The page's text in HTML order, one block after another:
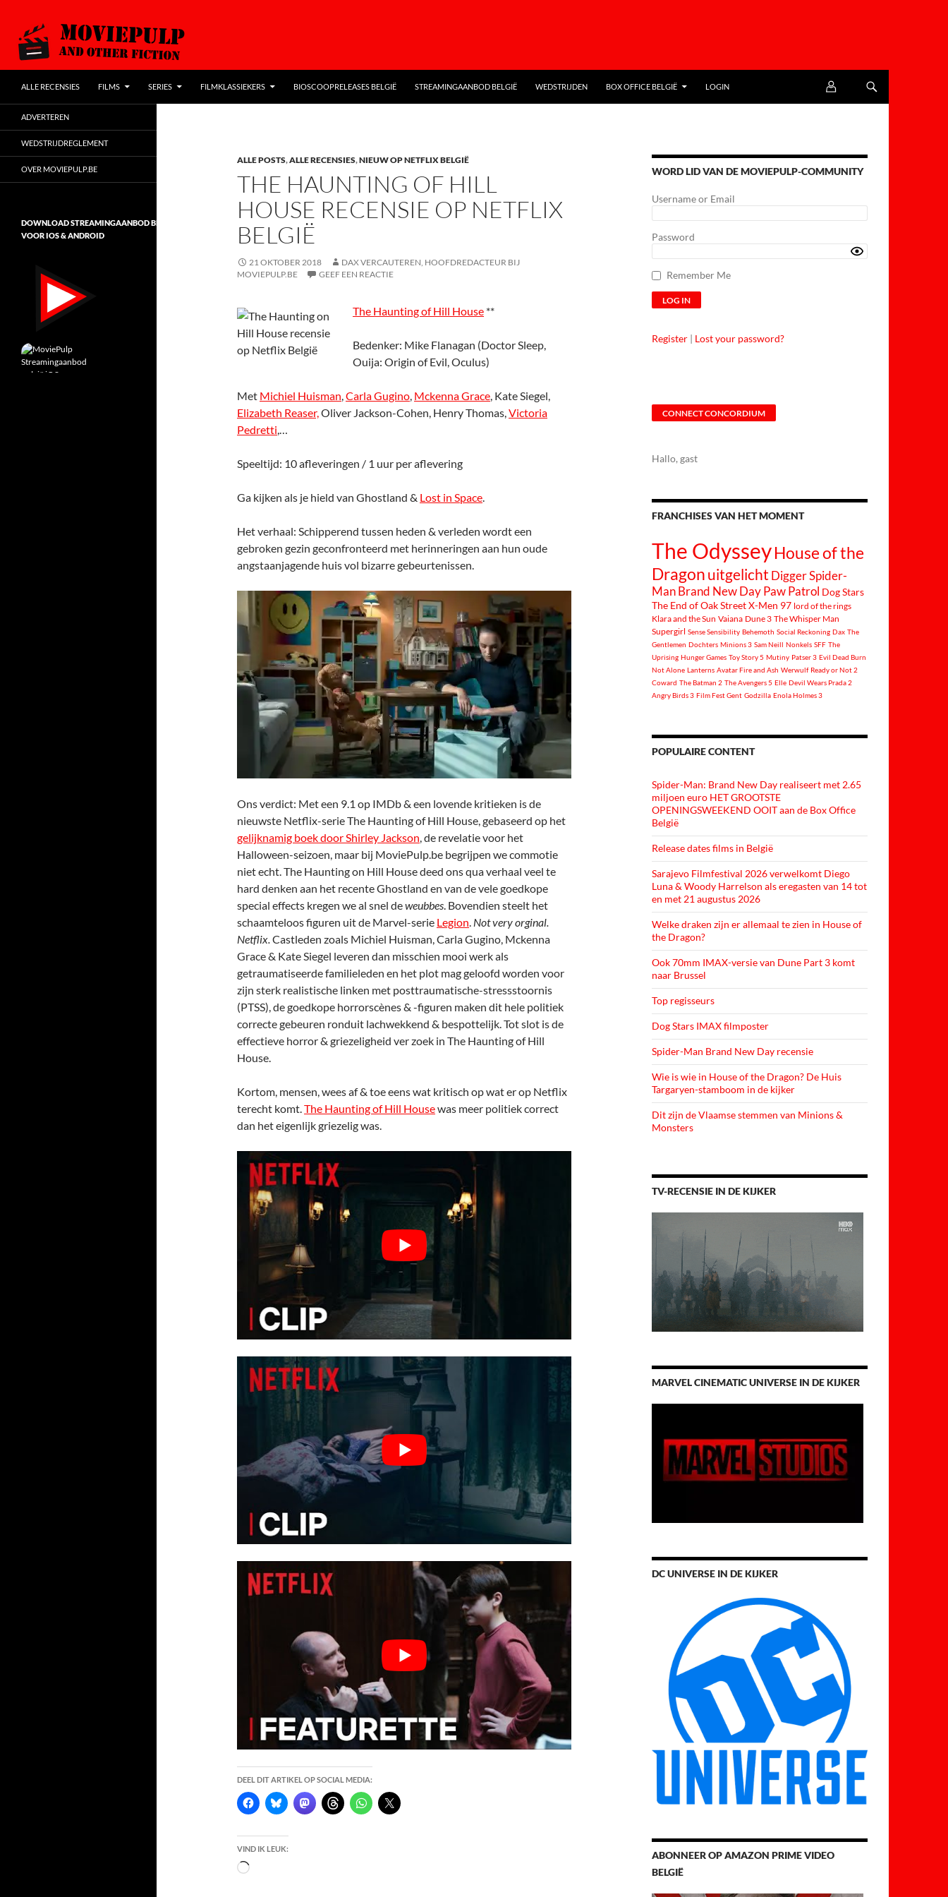
MoviePulp
ALLE RECENSIES
FILMS SERIES FILMKLASSIEKERS BIOSCOOPRELEASES BELGIË STREAMINGAANBOD BELGIË WEDSTRIJDEN BOX OFFICE BELGIË LOGIN
ALLE POSTS,ALLE RECENSIES,NIEUW OP NETFLIX BELGIË
THE HAUNTING OF HILL
HOUSE RECENSIE OP NETFLIX
BELGIË
21 OKTOBER 2018
DAX VERCAUTEREN, HOOFDREDACTEUR BIJ
MOVIEPULP.BE
GEEF EEN REACTIE
The Haunting of Hill House **
Bedenker: Mike Flanagan (Doctor Sleep,
Ouija: Origin of Evil, Oculus)
Met Michiel Huisman,Carla Gugino, Mckenna Grace, Kate Siegel,
Elizabeth Reaser,Oliver Jackson-Cohen, Henry Thomas,Victoria
Pedretti,…
Speeltijd: 10 afleveringen / 1 uur per aflevering
Ga kijken als je hield van Ghostland & Lost in Space.
Het verhaal: Schipperend tussen heden & verleden wordt een
gebroken gezin geconfronteerd met herinneringen aan hun oude
angstaanjagende huis vol bizarre gebeurtenissen.
Ons verdict: Met een 9.1 op IMDb & een lovende kritieken is de
nieuwste Netflix-serie The Haunting of Hill House, gebaseerd op het
gelijknamig boek door Shirley Jackson, de revelatie voor het
Halloween-seizoen, maar bij MoviePulp.be begrijpen we commotie
niet echt. The Haunting on Hill House deed ons qua verhaal veel te
hard denken aan het recente Ghostland en van de vele goedkope
special effects kregen we al snel deweubbes. Bovendien steelt het
schaamteloos figuren uit de Marvel-serie Legion. Not very orginal.
Netflix.Castleden zoals Michiel Huisman, Carla Gugino, Mckenna
Grace & Kate Siegel leveren dan misschien mooi werk als
getraumatiseerde familieleden en het plot mag geloofd worden voor
zijn sterk realistische linken met posttraumatische-stressstoornis
(PTSS), de goedkope horrorscènes & -figuren maken dit hele politiek
correcte gebeuren ronduit lachwekkend & bespottelijk. Tot slot is de
effectieve horror & griezeligheid ver zoek in The Haunting of Hill
House.
Kortom, mensen, wees af & toe eens wat kritisch op wat er op Netflix
terecht komt.The Haunting of Hill Housewas meer politiek correct
dan het eigenlijk griezelig was.
DEEL DIT ARTIKEL OP SOCIAL MEDIA:
VIND IK LEUK:
Bezig
WORD LID VAN DE MOVIEPULP-COMMUNITY
Username or Email
Password
Remember Me
Register | Lost your password?
CONNECT CONCORDIUM
Hallo, gast
FRANCHISES VAN HET MOMENT
The OdysseyHouse of the
Dragon uitgelicht DiggerSpider-
Man Brand New Day Paw Patrol Dog Stars
The End of Oak StreetX-Men 97 lord of the rings
Klara and the Sun Vaiana Dune 3 The Whisper Man
Supergirl Sense Sensibility Behemoth Social Reckoning Dax The
Gentlemen Dochters Minions 3 Sam Neill Nonkels SFF The
Uprising Hunger Games Toy Story 5 Mutiny Patser 3 Evil Dead Burn
Not Alone Lanterns Avatar Fire and Ash Werwulf Ready or Not 2
Coward The Batman 2 The Avengers 5 Elle Devil Wears Prada 2
Angry Birds 3 Film Fest Gent Godzilla Enola Holmes 3
POPULAIRE CONTENT
Spider-Man: Brand New Day realiseert met 2.65
miljoen euro HET GROOTSTE
OPENINGSWEEKEND OOIT aan de Box Office
België
Release dates films in België
Sarajevo Filmfestival 2026 verwelkomt Diego
Luna & Woody Harrelson als eregasten van 14 tot
en met 21 augustus 2026
Welke draken zijn er allemaal te zien in House of
the Dragon?
Ook 70mm IMAX-versie van Dune Part 3 komt
naar Brussel
Top regisseurs
Dog Stars IMAX filmposter
Spider-Man Brand New Day recensie
Wie is wie in House of the Dragon? De Huis
Targaryen-stamboom in de kijker
Dit zijn de Vlaamse stemmen van Minions &
Monsters
TV-RECENSIE IN DE KIJKER
MARVEL CINEMATIC UNIVERSE IN DE KIJKER
DC UNIVERSE IN DE KIJKER
ABONNEER OP AMAZON PRIME VIDEO
BELGIË
ADVERTEREN
WEDSTRIJDREGLEMENT
OVER MOVIEPULP.BE
DOWNLOAD STREAMINGAANBOD BELGIË
VOOR IOS & ANDROID